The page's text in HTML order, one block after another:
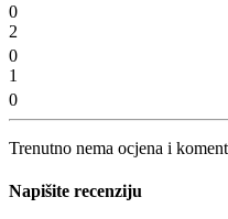
0
2
0
1
0
Trenutno nema ocjena i
Napišite recenziju